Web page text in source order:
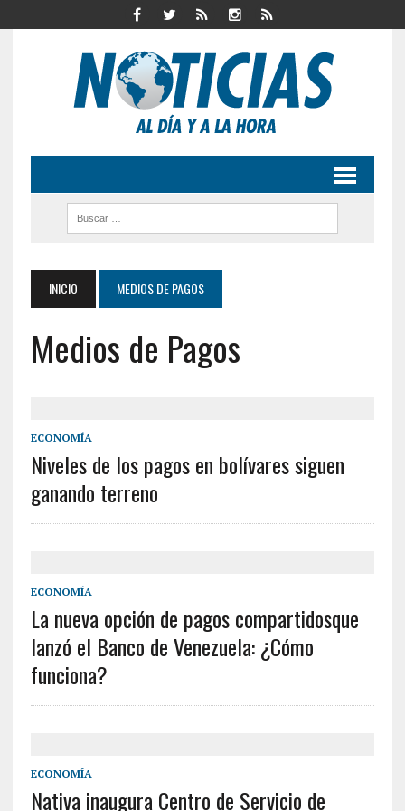
INICIO MEDIOS DE PAGOS
Medios de Pagos
ECONOMÍA
Niveles de los pagos en bolívares siguen
ganando terreno
ECONOMÍA
La nueva opción de pagos compartidosque
lanzó el Banco de Venezuela: ¿Cómo
funciona?
ECONOMÍA
Nativa inaugura Centro de Servicio de